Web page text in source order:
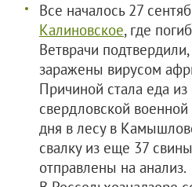
Все началось 27
Калиновское, где
Ветврачи
заражены вирусом
Причиной стала еда из
свердловской военной
дня в лесу в
свалку из еще 37
отправлены на анализ.